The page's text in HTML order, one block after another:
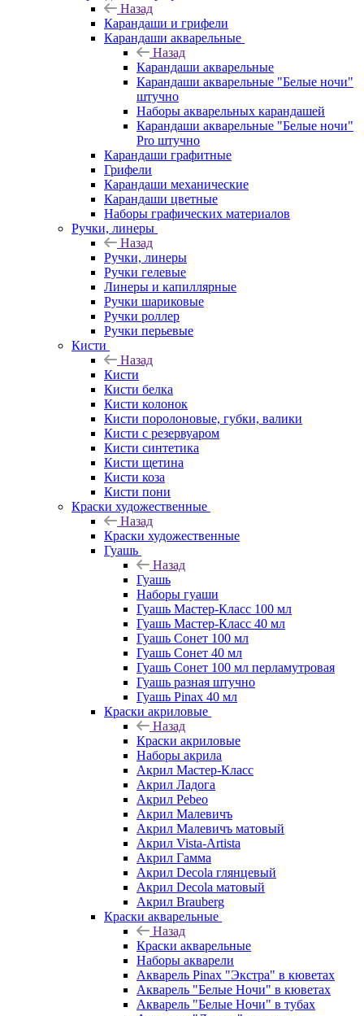
Назад
Карандаши и грифели
Карандаши акварельные
Назад
Карандаши акварельные
Карандаши акварельные "Белые ночи"
штучно
Наборы акварельных карандашей
Карандаши акварельные "Белые ночи"
Pro штучно
Карандаши графитные
Грифели
Карандаши механические
Карандаши цветные
Наборы графических материалов
Ручки, линеры
Назад
Ручки, линеры
Ручки гелевые
Линеры и капиллярные
Ручки шариковые
Ручки роллер
Ручки перьевые
Кисти
Назад
Кисти
Кисти белка
Кисти колонок
Кисти поролоновые, губки, валики
Кисти с резервуаром
Кисти синтетика
Кисти щетина
Кисти коза
Кисти пони
Краски художественные
Назад
Краски художественные
Гуашь
Назад
Гуашь
Наборы гуаши
Гуашь Мастер-Класс 100 мл
Гуашь Мастер-Класс 40 мл
Гуашь Сонет 100 мл
Гуашь Сонет 40 мл
Гуашь Сонет 100 мл перламутровая
Гуашь разная штучно
Гуашь Pinax 40 мл
Краски акриловые
Назад
Краски акриловые
Наборы акрила
Акрил Мастер-Класс
Акрил Ладога
Акрил Pebeo
Акрил Малевичъ
Акрил Малевичъ матовый
Акрил Vista-Artista
Акрил Гамма
Акрил Decola глянцевый
Акрил Decola матовый
Акрил Brauberg
Краски акварельные
Назад
Краски акварельные
Наборы акварели
Акварель Pinax "Экстра" в кюветах
Акварель "Белые Ночи" в кюветах
Акварель "Белые Ночи" в тубах